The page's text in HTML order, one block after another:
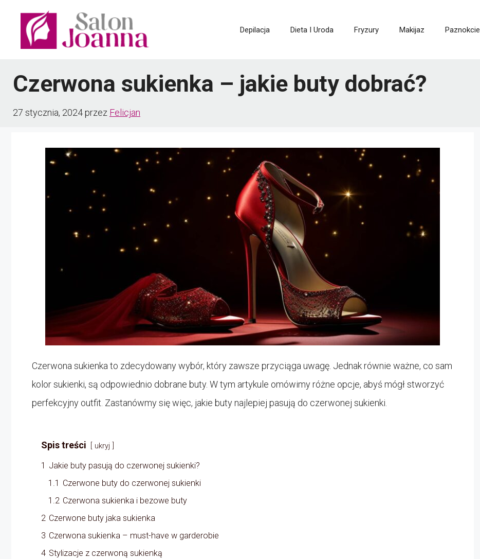
Depilacja Dieta I Uroda Fryzury Makijaz Paznokcie
Czerwona sukienka – jakie buty dobrać?
27 stycznia, 2024przez Felicjan
Czerwona sukienka to zdecydowany wybór, który zawsze przyciąga uwagę. Jednak równie ważne, co sam
kolor sukienki, są odpowiednio dobrane buty. W tym artykule omówimy różne opcje, abyś mógł stworzyć
perfekcyjny outfit. Zastanówmy się więc, jakie buty najlepiej pasują do czerwonej sukienki.
Spis treści ukryj
1 Jakie buty pasują do czerwonej sukienki?
1.1 Czerwone buty do czerwonej sukienki
1.2 Czerwona sukienka i bezowe buty
2 Czerwone buty jaka sukienka
3 Czerwona sukienka – must-have w garderobie
4 Stylizacje z czerwoną sukienką